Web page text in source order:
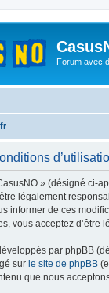
Forum avec
» (désigné ci-
légalement
informer de ces
vous acceptez d’être
par phpBB
sur le site de phpBB
que nous